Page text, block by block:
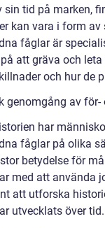
sin tid på marken,
kan vara i form av
fåglar är
att gräva och
och hur de
genomgång av
har
fåglar på olika
betydelse för
med att använda
att utforska
utvecklats över tid.